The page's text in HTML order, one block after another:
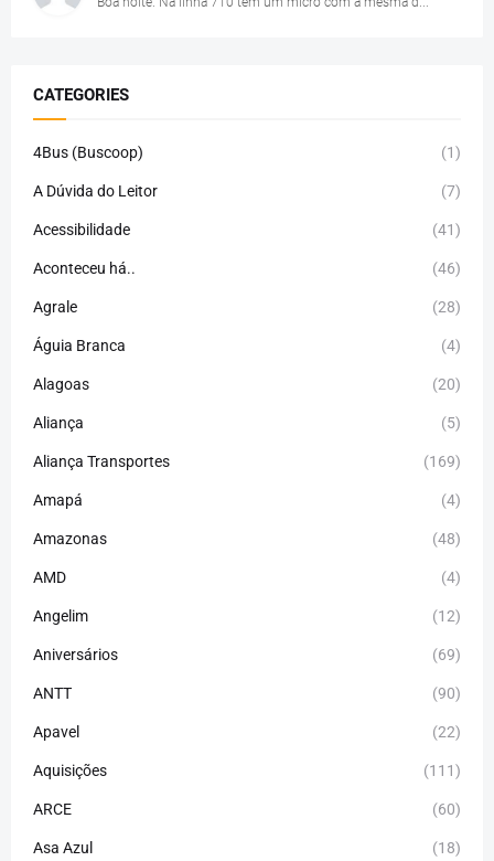
CATEGORIES
4Bus (Buscoop) (1)
A Dúvida do Leitor (7)
Acessibilidade (41)
Aconteceu há.. (46)
Agrale (28)
Águia Branca (4)
Alagoas (20)
Aliança (5)
Aliança Transportes (169)
Amapá (4)
Amazonas (48)
AMD (4)
Angelim (12)
Aniversários (69)
ANTT (90)
Apavel (22)
Aquisições (111)
ARCE (60)
Asa Azul (18)